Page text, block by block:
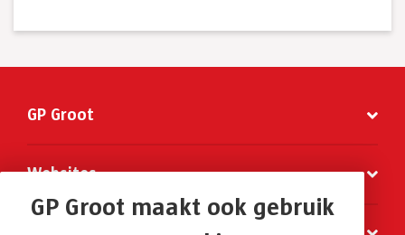
GP Groot
Websites
GP Groot maakt ook gebruik